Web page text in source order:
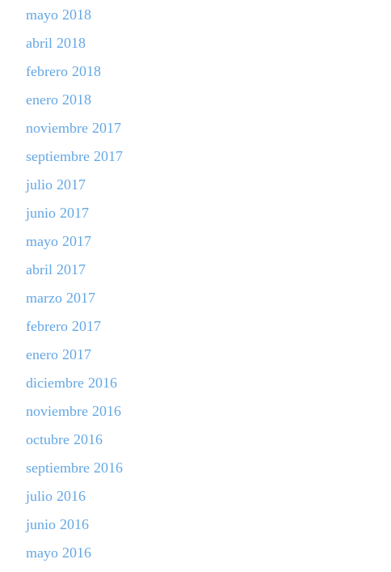
mayo 2018
abril 2018
febrero 2018
enero 2018
noviembre 2017
septiembre 2017
julio 2017
junio 2017
mayo 2017
abril 2017
marzo 2017
febrero 2017
enero 2017
diciembre 2016
noviembre 2016
octubre 2016
septiembre 2016
julio 2016
junio 2016
mayo 2016